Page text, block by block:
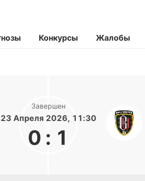
Конкурсы Жалобы
Завершен
23 Апреля 2026, 11:30
0 : 1